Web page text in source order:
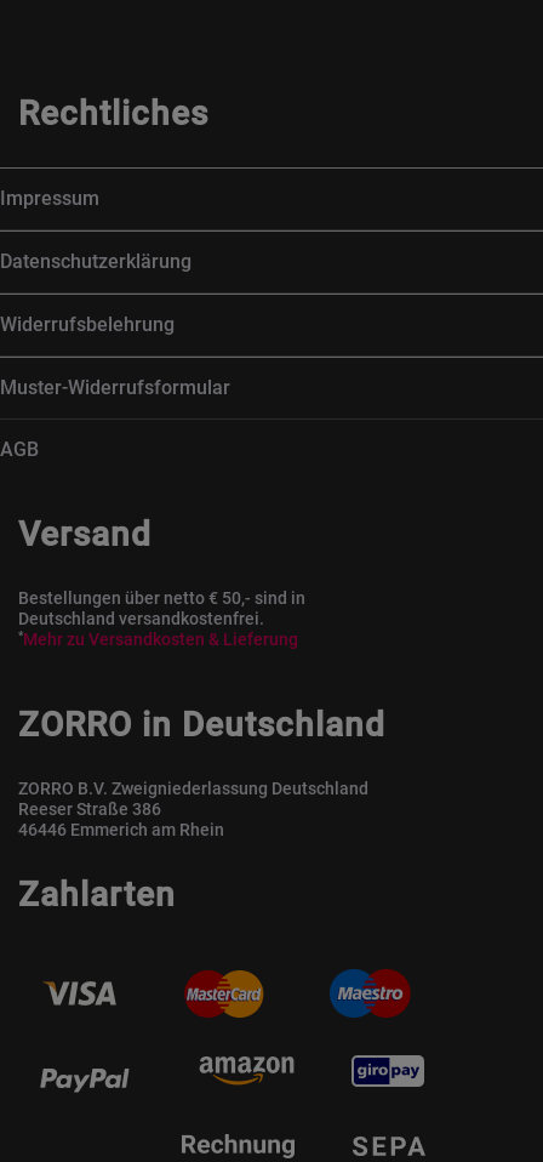
Rechtliches
Impressum
Datenschutzerklärung
Widerrufsbelehrung
Muster-Widerrufsformular
AGB
Versand
Bestellungen über netto € 50,- sind in
Deutschland versandkostenfrei.
*Mehr zu Versandkosten & Lieferung
ZORRO in Deutschland
ZORRO B.V. Zweigniederlassung Deutschland
Reeser Straße 386
46446 Emmerich am Rhein
Zahlarten